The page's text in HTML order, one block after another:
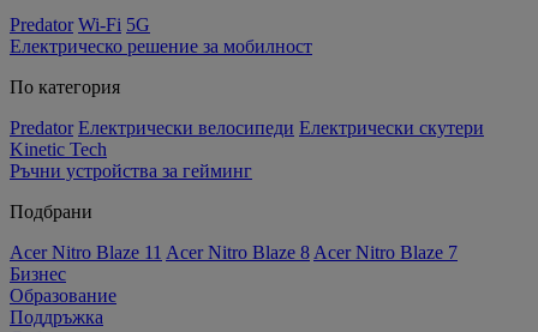
Predator Wi-Fi 5G
Електрическо решение за мобилност
По категория
Predator Електрически велосипеди Електрически скутери
Kinetic Tech
Ръчни устройства за гейминг
Подбрани
Acer Nitro Blaze 11 Acer Nitro Blaze 8 Acer Nitro Blaze 7
Бизнес
Образование
Поддръжка